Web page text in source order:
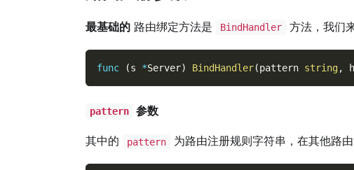
最基础的 路由绑定方法是 BindHandler 方法，我们
func (s *Server) BindHandler(pattern string,
pattern 参数
其中的 pattern 为路由注册规则字符串，在其他路